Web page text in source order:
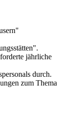
jährliche
durch.
zum Thema